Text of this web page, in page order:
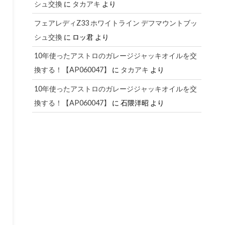
シュ交換に タカアキ より
フェアレディZ33 ホワイトライン デフマウントブッ
シュ交換に ロッ君より
10年使ったアストロのガレージジャッキオイルを交
換する！【AP060047】
に タカアキ より
10年使ったアストロのガレージジャッキオイルを交
換する！【AP060047】
に 石隈洋昭 より